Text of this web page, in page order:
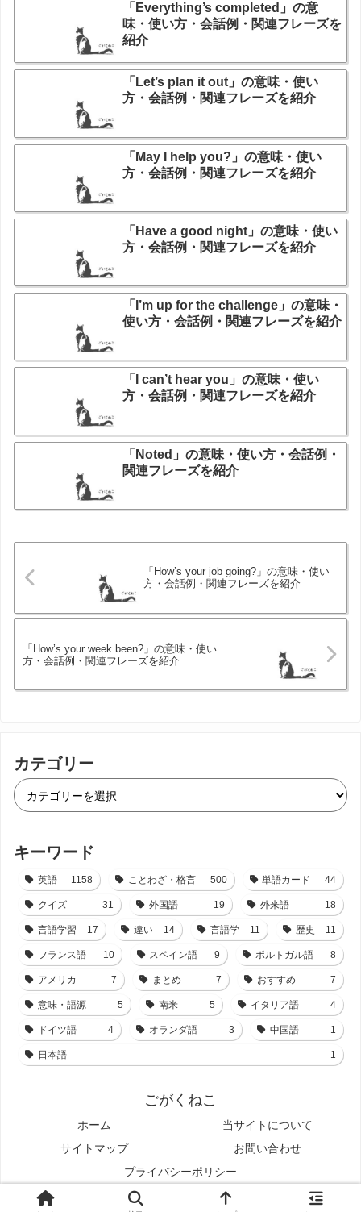
「Everything’s completed」の意
味・使い方・会話例・関連フレーズを
紹介
「Let’s plan it out」の意味・使い
方・会話例・関連フレーズを紹介
「May I help you?」の意味・使い
方・会話例・関連フレーズを紹介
「Have a good night」の意味・使い
方・会話例・関連フレーズを紹介
「I’m up for the challenge」の意味・
使い方・会話例・関連フレーズを紹介
「I can’t hear you」の意味・使い
方・会話例・関連フレーズを紹介
「Noted」の意味・使い方・会話例・
関連フレーズを紹介
「How’s your job going?」の意味・使い
方・会話例・関連フレーズを紹介
「How’s your week been?」の意味・使い
方・会話例・関連フレーズを紹介
カテゴリー
キーワード
英語 1158 ことわざ・格言 500 単語カード 44
クイズ 31 外国語 19 外来語 18
言語学習 17 違い 14 言語学 11 歴史 11
フランス語 10 スペイン語 9 ポルトガル語 8
アメリカ 7 まとめ 7 おすすめ 7
意味・語源 5 南米 5 イタリア語 4
ドイツ語 4 オランダ語 3 中国語 1
日本語 1
ごがくねこ
ホーム
当サイトについて
サイトマップ
お問い合わせ
プライバシーポリシー
© 2021-2026 ごがくねこ.